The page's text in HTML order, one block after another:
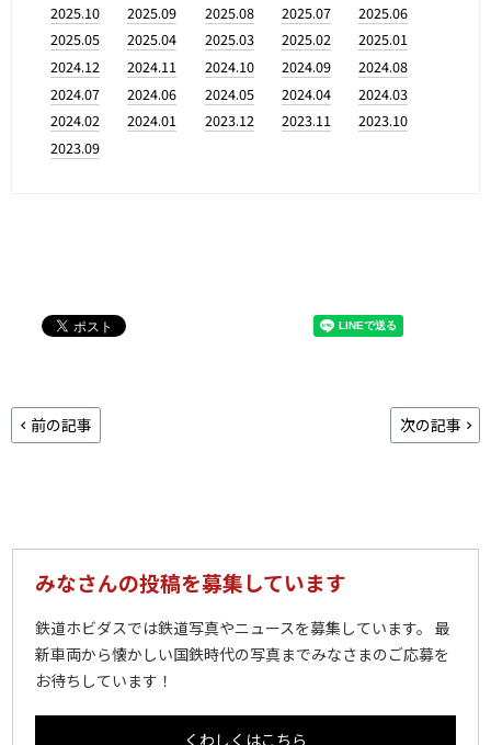
2025.10
2025.09 2025.08 2025.07
2025.06
2025.05
2025.04 2025.03 2025.02
2025.01
2024.12
2024.11 2024.10 2024.09
2024.08
2024.07
2024.06 2024.05 2024.04
2024.03
2024.02
2024.01 2023.12 2023.11
2023.10
2023.09
前の記事 次の記事
みなさんの投稿を募集しています
鉄道ホビダスでは鉄道写真やニュースを募集しています。 最
新車両から懐かしい国鉄時代の写真までみなさまのご応募を
お待ちしています！
くわしくはこちら